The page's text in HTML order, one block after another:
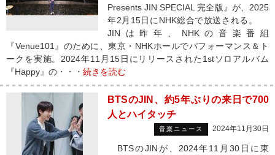
Presents JIN SPECIAL 完全版』が、2025
年2月15日にNHK総合で放送される。
JINは昨年、NHKの音楽番組
『Venue101』のために、東京・NHKホールでパフォーマンス＆ト
ークを実施。2024年11月15日にリリースされた1stソロアルバム
『Happy』の・・・ 続きを読む
BTSのJIN、約5年ぶりの来日で700
人とハイタッチ
音楽ニュース 2024年11月30日
BTSのJINが、2024年11月30日に東